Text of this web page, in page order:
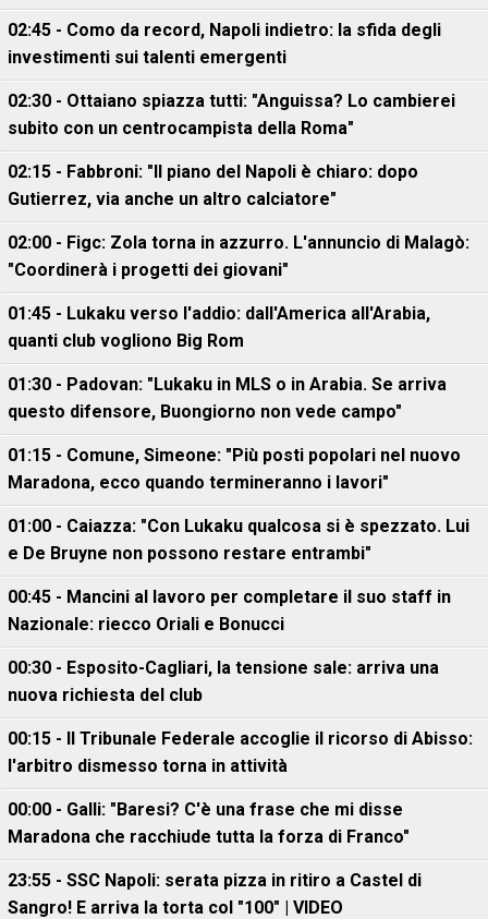
02:45 - Como da record, Napoli indietro: la sfida degli
investimenti sui talenti emergenti
02:30 - Ottaiano spiazza tutti: "Anguissa? Lo cambierei
subito con un centrocampista della Roma"
02:15 - Fabbroni: "Il piano del Napoli è chiaro: dopo
Gutierrez, via anche un altro calciatore"
02:00 - Figc: Zola torna in azzurro. L'annuncio di Malagò:
"Coordinerà i progetti dei giovani"
01:45 - Lukaku verso l'addio: dall'America all'Arabia,
quanti club vogliono Big Rom
01:30 - Padovan: "Lukaku in MLS o in Arabia. Se arriva
questo difensore, Buongiorno non vede campo"
01:15 - Comune, Simeone: "Più posti popolari nel nuovo
Maradona, ecco quando termineranno i lavori"
01:00 - Caiazza: "Con Lukaku qualcosa si è spezzato. Lui
e De Bruyne non possono restare entrambi"
00:45 - Mancini al lavoro per completare il suo staff in
Nazionale: riecco Oriali e Bonucci
00:30 - Esposito-Cagliari, la tensione sale: arriva una
nuova richiesta del club
00:15 - Il Tribunale Federale accoglie il ricorso di Abisso:
l'arbitro dismesso torna in attività
00:00 - Galli: "Baresi? C'è una frase che mi disse
Maradona che racchiude tutta la forza di Franco"
23:55 - SSC Napoli: serata pizza in ritiro a Castel di
Sangro! E arriva la torta col "100" | VIDEO